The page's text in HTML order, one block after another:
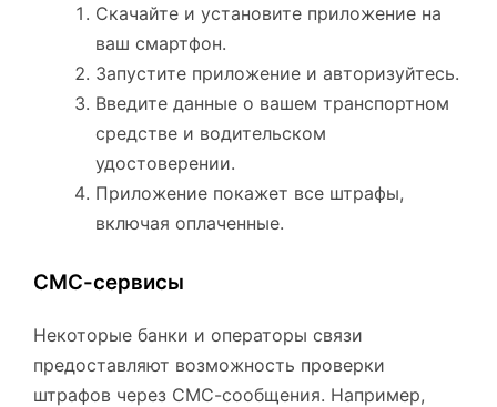
Скачайте и установите приложение на
ваш смартфон.
Запустите приложение и авторизуйтесь.
Введите данные о вашем транспортном
средстве и водительском
удостоверении.
Приложение покажет все штрафы,
включая оплаченные.
СМС-сервисы
Некоторые банки и операторы связи
предоставляют возможность проверки
штрафов через СМС-сообщения. Например,